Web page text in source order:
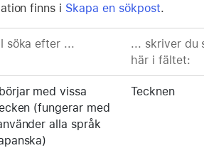
finns i Skapa en sökpost.
söka efter ...
... skriver du
här i fältet:
med vissa
(fungerar med
alla språk
Tecknen